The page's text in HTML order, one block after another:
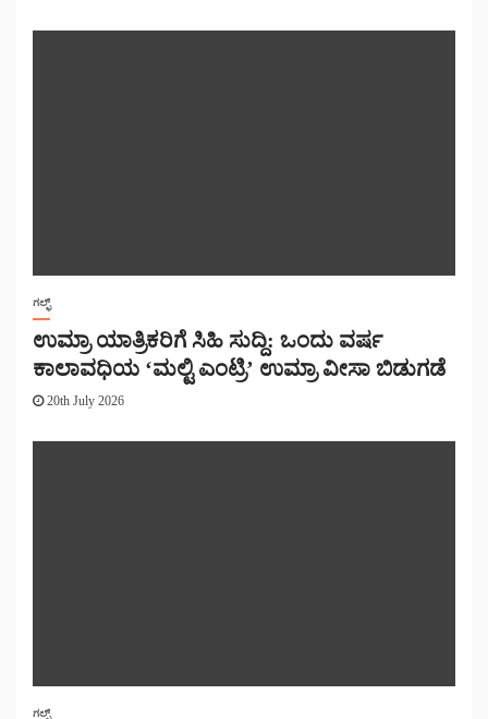
ಗಲ್ಫ್
ಉಮ್ರಾ ಯಾತ್ರಿಕರಿಗೆ ಸಿಹಿ ಸುದ್ದಿ: ಒಂದು ವರ್ಷ
ಕಾಲಾವಧಿಯ ‘ಮಲ್ಟಿ ಎಂಟ್ರಿ’ ಉಮ್ರಾ ವೀಸಾ ಬಿಡುಗಡೆ
20th July 2026
ಗಲ್ಫ್